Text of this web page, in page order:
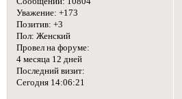
Уважение: +173
Позитив: +3
Пол: Женский
Провел на форуме:
4 месяца 12 дней
Последний визит:
Сегодня 14:06:21